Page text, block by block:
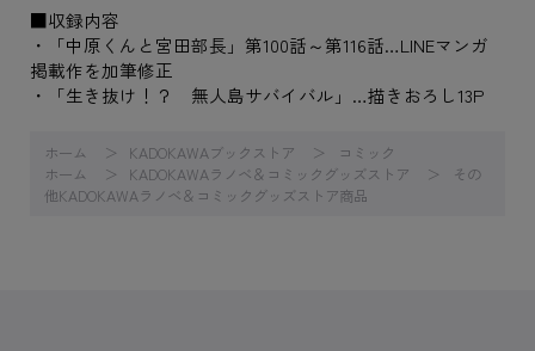
■収録内容
・「中原くんと宮田部長」第100話～第116話…LINEマンガ
掲載作を加筆修正
・「生き抜け！？ 無人島サバイバル」…描きおろし13P
ホーム KADOKAWAブックストア
コミック
ホーム
KADOKAWAラノベ＆コミックグッズストア
その
他KADOKAWAラノベ＆コミックグッズストア商品